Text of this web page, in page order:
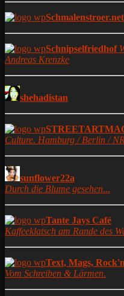
Schmalenstroer.net
Schnipselfriedhof
Andreas Krenzke
shehadistan
Culture. Hamburg / Berlin /
sunflower22a
Durch die Blume gesehen...
Tante Jays Café
Kaffeeklatsch am Rande des
Text, Mags,
Vom Schreiben & Lärmen.